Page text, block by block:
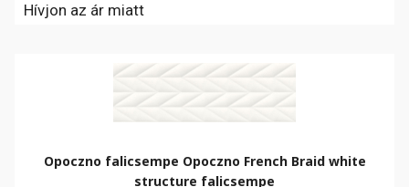
Hívjon az ár miatt
Opoczno falicsempe Opoczno French Braid white
structure falicsempe